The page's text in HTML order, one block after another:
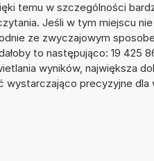
temu w szczególności
Jeśli w tym miejscu
ze zwyczajowym
to następująco: 19 425
wyników, największa
wystarczająco precyzyjne dla